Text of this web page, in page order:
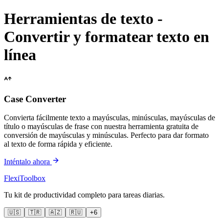
Herramientas de texto -
Convertir y formatear texto en
línea
Case Converter
Convierta fácilmente texto a mayúsculas, minúsculas, mayúsculas de
título o mayúsculas de frase con nuestra herramienta gratuita de
conversión de mayúsculas y minúsculas. Perfecto para dar formato
al texto de forma rápida y eficiente.
Inténtalo ahora
FlexiToolbox
Tu kit de productividad completo para tareas diarias.
🇺🇸 🇹🇷 🇦🇿 🇷🇺 +6